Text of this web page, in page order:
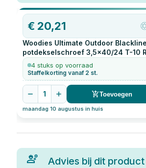
€ 20,21
Woodies Ultimate Outdoor Blackline
potdekselschroef 3,5x40/24 T-10
410 zwart
stuks
4 stuks op voorraad
Staffelkorting vanaf 2 st.
1 Toevoegen
maandag 10 augustus in huis
Advies bij dit product